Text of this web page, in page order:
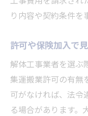
り内容や契約条件を
許可や保険加入で
解体工事業者を選ぶ
集運搬業許可の有無
可がなければ、法令
る場合があります。